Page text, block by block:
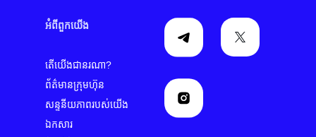
អំពី​ពួក​យើង
តើយើងជានរណា?
ព័ត៌មានក្រុមហ៊ុន
សន្ទនីយភាពរបស់យើង
ឯកសារ